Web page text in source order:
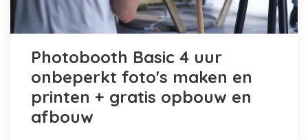
Photobooth Basic 4 uur
onbeperkt foto's maken en
printen + gratis opbouw en
afbouw